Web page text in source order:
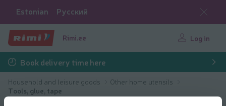
Estonian Русский
Rimi.ee Log in
Book delivery time here
Household and leisure goods
Other home utensils
Tools, glue, tape